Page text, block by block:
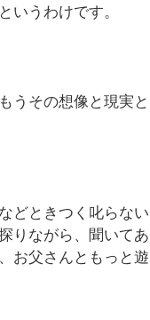
いうわけです。
うその想像と現実と
どときつく叱らない
りながら、聞いてあ
お父さんともっと遊